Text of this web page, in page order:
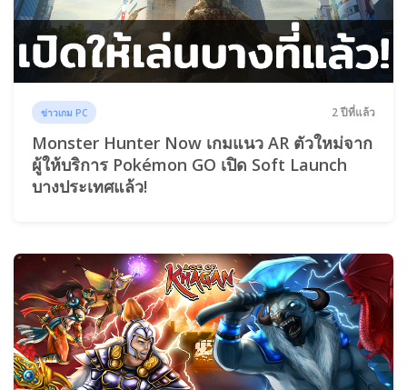
ข่าวเกม PC 2 ปีที่แล้ว
Monster Hunter Now เกมแนว AR ตัวใหม่จาก
ผู้ให้บริการ Pokémon GO เปิด Soft Launch
บางประเทศแล้ว!